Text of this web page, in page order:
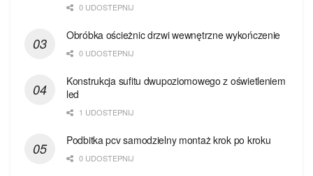
0 UDOSTEPNIJ
Obróbka ościeżnic drzwi wewnętrzne wykończenie
0 UDOSTEPNIJ
Konstrukcja sufitu dwupoziomowego z oświetleniem
led
1 UDOSTEPNIJ
Podbitka pcv samodzielny montaż krok po kroku
0 UDOSTEPNIJ